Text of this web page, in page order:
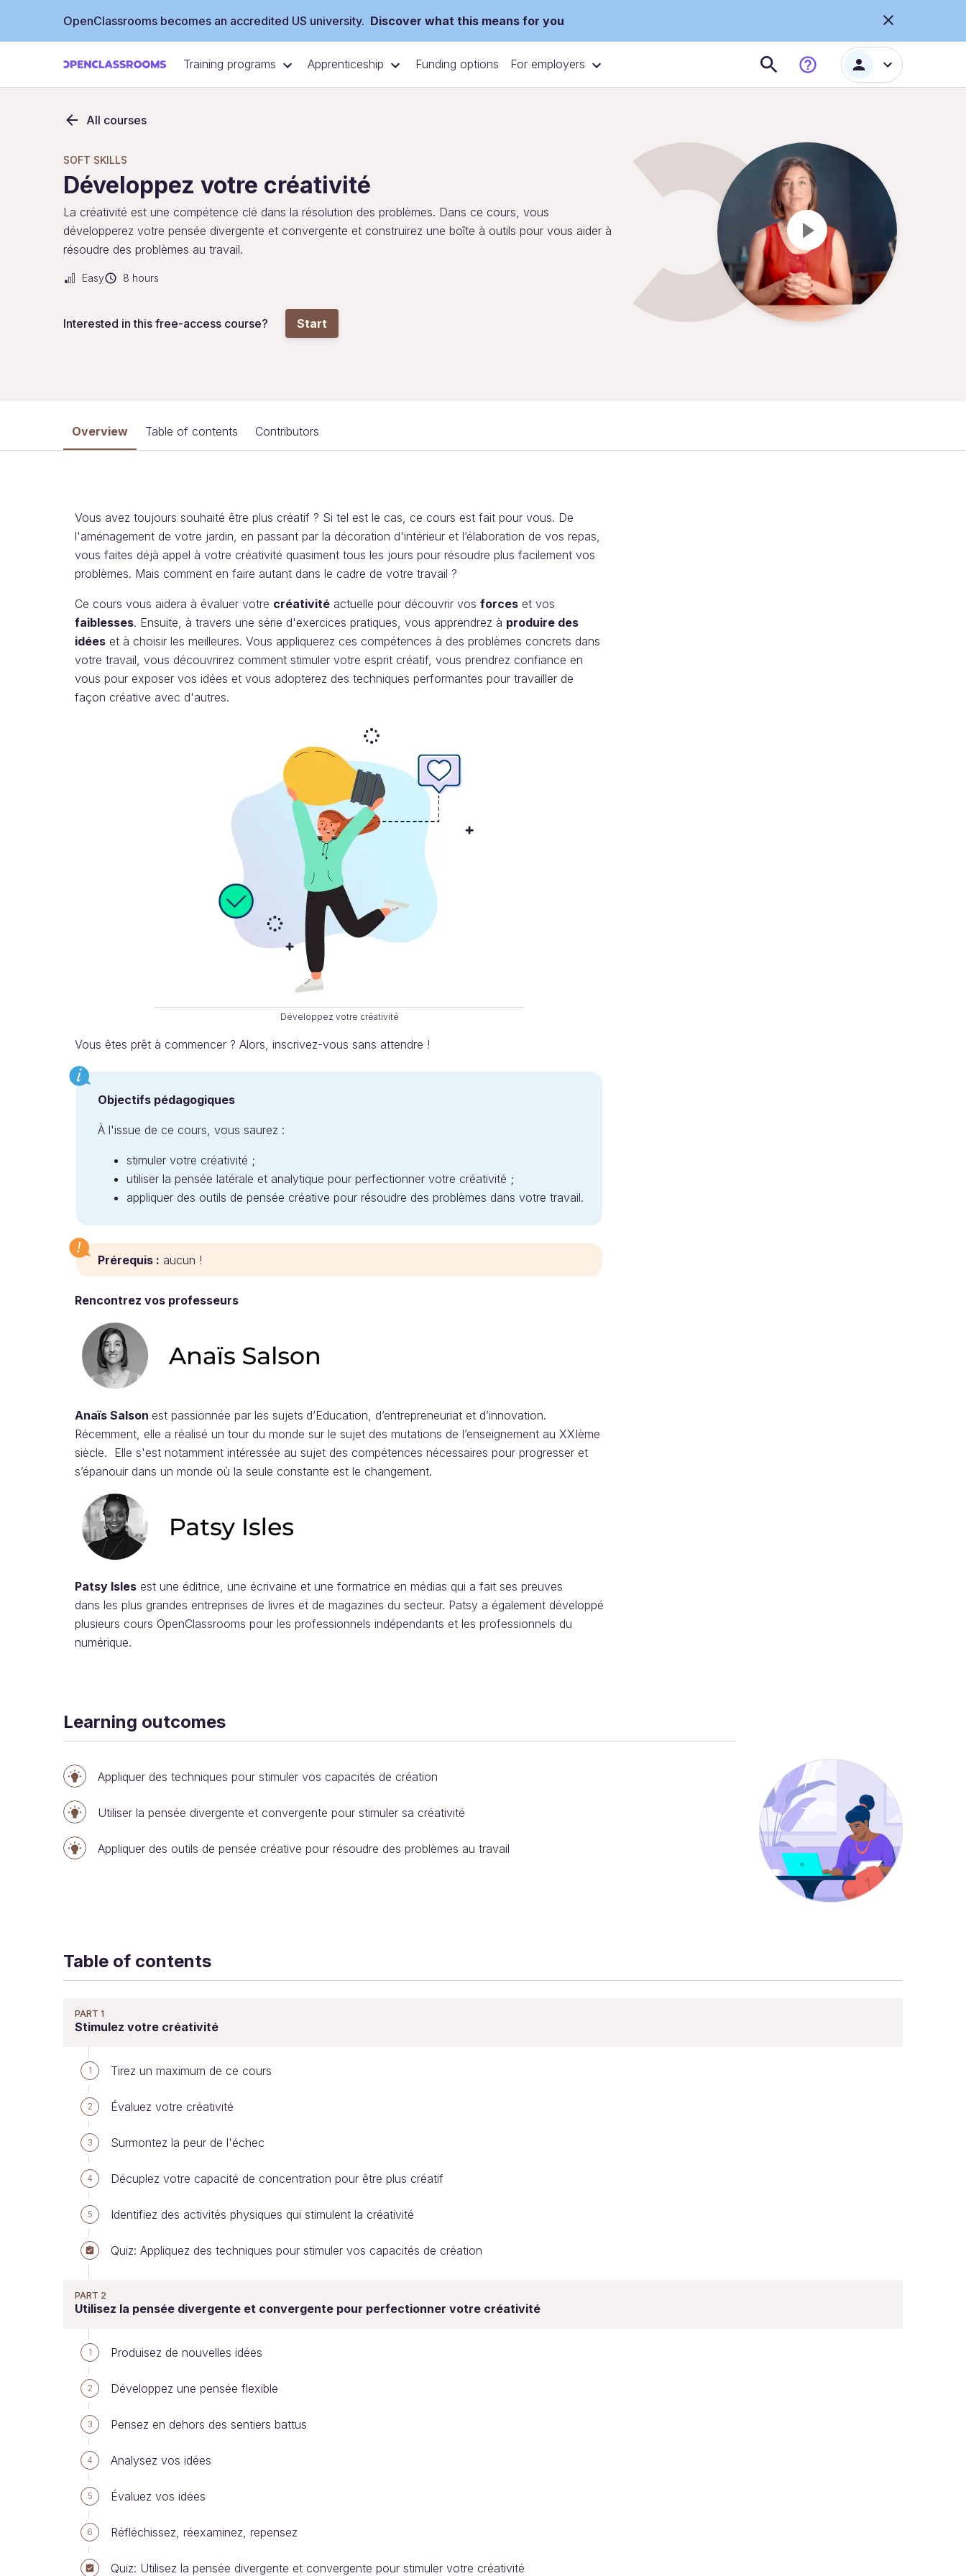
OpenClassrooms becomes an accredited US university. Discover what this means for you
Training programs Apprenticeship Funding options For employers
All courses
SOFT SKILLS
Développez votre créativité
La créativité est une compétence clé dans la résolution des problèmes. Dans ce cours, vous
développerez votre pensée divergente et convergente et construirez une boîte à outils pour vous aider à
résoudre des problèmes au travail.
Easy 8 hours
Interested in this free-access course? Start
Overview Table of contents Contributors
Vous avez toujours souhaité être plus créatif ? Si tel est le cas, ce cours est fait pour vous. De
l'aménagement de votre jardin, en passant par la décoration d'intérieur et l’élaboration de vos repas,
vous faites déjà appel à votre créativité quasiment tous les jours pour résoudre plus facilement vos
problèmes. Mais comment en faire autant dans le cadre de votre travail ?
Ce cours vous aidera à évaluer votre créativité actuelle pour découvrir vos forces et vos
faiblesses. Ensuite, à travers une série d'exercices pratiques, vous apprendrez à produire des
idées et à choisir les meilleures. Vous appliquerez ces compétences à des problèmes concrets dans
votre travail, vous découvrirez comment stimuler votre esprit créatif, vous prendrez confiance en
vous pour exposer vos idées et vous adopterez des techniques performantes pour travailler de
façon créative avec d'autres.
Développez votre créativité
Vous êtes prêt à commencer ? Alors, inscrivez-vous sans attendre !
Objectifs pédagogiques
À l'issue de ce cours, vous saurez :
stimuler votre créativité ;
utiliser la pensée latérale et analytique pour perfectionner votre créativité ;
appliquer des outils de pensée créative pour résoudre des problèmes dans votre travail.
Prérequis : aucun !
Rencontrez vos professeurs
Anaïs Salson est passionnée par les sujets d’Education, d’entrepreneuriat et d’innovation.
Récemment, elle a réalisé un tour du monde sur le sujet des mutations de l’enseignement au XXIème
siècle. Elle s'est notamment intéressée au sujet des compétences nécessaires pour progresser et
s’épanouir dans un monde où la seule constante est le changement.
Patsy Isles est une éditrice, une écrivaine et une formatrice en médias qui a fait ses preuves
dans les plus grandes entreprises de livres et de magazines du secteur. Patsy a également développé
plusieurs cours OpenClassrooms pour les professionnels indépendants et les professionnels du
numérique.
Learning outcomes
Appliquer des techniques pour stimuler vos capacités de création
Utiliser la pensée divergente et convergente pour stimuler sa créativité
Appliquer des outils de pensée créative pour résoudre des problèmes au travail
Table of contents
PART 1
Stimulez votre créativité
1 Tirez un maximum de ce cours
2 Évaluez votre créativité
3 Surmontez la peur de l'échec
4 Décuplez votre capacité de concentration pour être plus créatif
5 Identifiez des activités physiques qui stimulent la créativité
Quiz: Appliquez des techniques pour stimuler vos capacités de création
PART 2
Utilisez la pensée divergente et convergente pour perfectionner votre créativité
1 Produisez de nouvelles idées
2 Développez une pensée flexible
3 Pensez en dehors des sentiers battus
4 Analysez vos idées
5 Évaluez vos idées
6 Réfléchissez, réexaminez, repensez
Quiz: Utilisez la pensée divergente et convergente pour stimuler votre créativité